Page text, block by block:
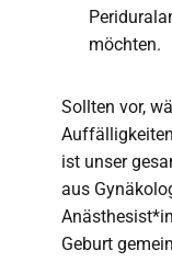
möchten.
Sollten vor,
ist unser
aus
Geburt